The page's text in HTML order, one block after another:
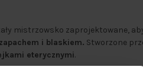
mistrzowsko zaprojektowane,
i blaskiem. Stworzone
eterycznymi.